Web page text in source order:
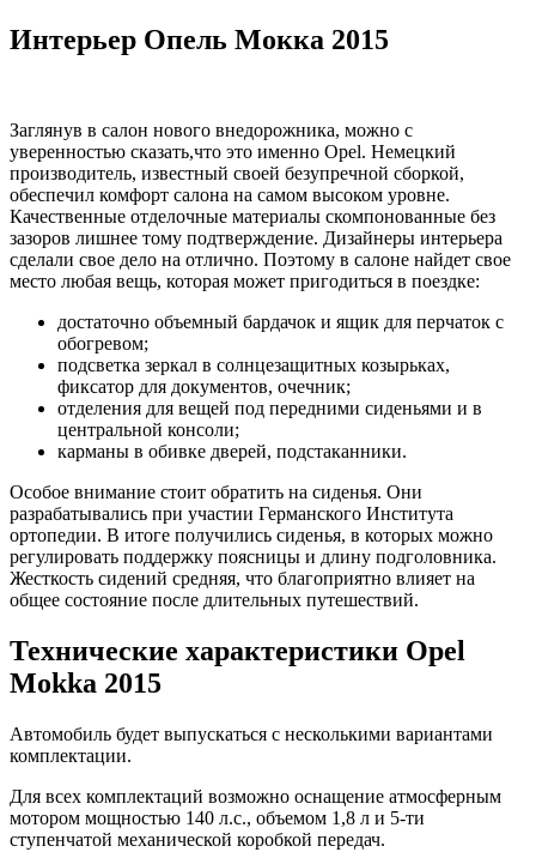
Интерьер Опель Мокка 2015
Заглянув в салон нового внедорожника, можно с
уверенностью сказать,что это именно Opel. Немецкий
производитель, известный своей безупречной сборкой,
обеспечил комфорт салона на самом высоком уровне.
Качественные отделочные материалы скомпонованные без
зазоров лишнее тому подтверждение. Дизайнеры интерьера
сделали свое дело на отлично. Поэтому в салоне найдет свое
место любая вещь, которая может пригодиться в поездке:
достаточно объемный бардачок и ящик для перчаток с
обогревом;
подсветка зеркал в солнцезащитных козырьках,
фиксатор для документов, очечник;
отделения для вещей под передними сиденьями и в
центральной консоли;
карманы в обивке дверей, подстаканники.
Особое внимание стоит обратить на сиденья. Они
разрабатывались при участии Германского Института
ортопедии. В итоге получились сиденья, в которых можно
регулировать поддержку поясницы и длину подголовника.
Жесткость сидений средняя, что благоприятно влияет на
общее состояние после длительных путешествий.
Технические характеристики Opel
Mokka 2015
Автомобиль будет выпускаться с несколькими вариантами
комплектации.
Для всех комплектаций возможно оснащение атмосферным
мотором мощностью 140 л.с., объемом 1,8 л и 5-ти
ступенчатой механической коробкой передач.